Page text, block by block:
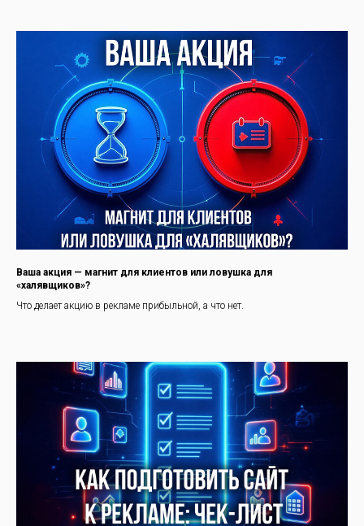
Ваша акция — магнит для клиентов или ловушка для
«халявщиков»?
Что делает акцию в рекламе прибыльной, а что нет.